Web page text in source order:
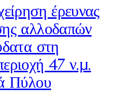
έρευνας
αλλοδαπών
στη
47 ν.μ.
Πύλου